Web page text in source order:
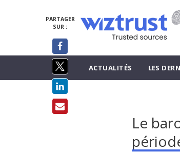
ACTUALITÉS LES
Le
PARTAGER
SUR :